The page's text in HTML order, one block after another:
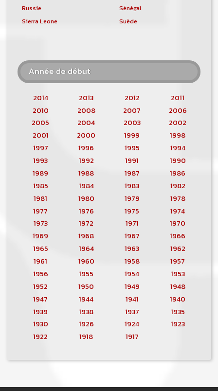
Russie
Sénégal
Sierra Leone
Suède
Année de début
2014 2013 2012
2011
2010
2008 2007
2006
2005
2004 2003
2002
2001
2000 1999
1998
1997
1996 1995
1994
1993
1992 1991
1990
1989
1988 1987
1986
1985
1984 1983
1982
1981
1980 1979
1978
1977
1976 1975
1974
1973
1972 1971
1970
1969
1968 1967
1966
1965
1964 1963
1962
1961
1960 1958
1957
1956
1955 1954
1953
1952
1950 1949
1948
1947
1944 1941
1940
1939
1938 1937
1935
1930
1926 1924
1923
1922
1918 1917